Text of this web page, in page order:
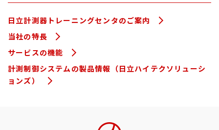
日立計測器トレーニングセンタのご案内
当社の特長
サービスの機能
計測制御システムの製品情報（日立ハイテクソリューシ
ョンズ）